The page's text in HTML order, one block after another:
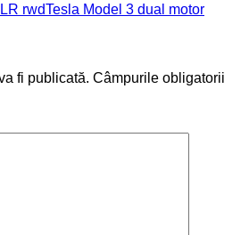
rwdTesla Model 3 dual motor
fi publicată. Câmpurile obligatorii